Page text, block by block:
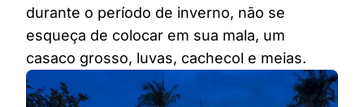
durante o período de inverno, não se
esqueça de colocar em sua mala, um
casaco grosso, luvas, cachecol e meias.